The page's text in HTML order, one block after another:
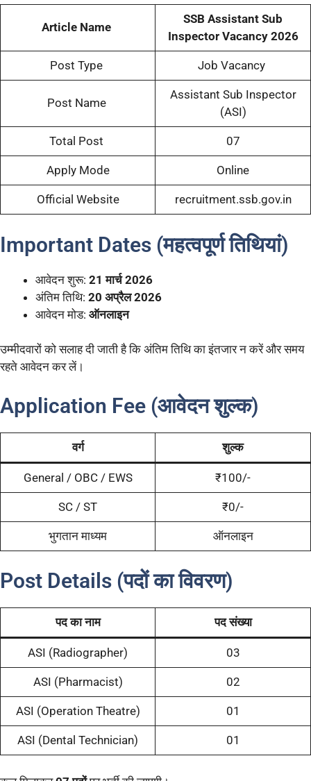
Article Name
SSB Assistant Sub
Inspector Vacancy 2026
Post Type Job Vacancy
Post Name
Assistant Sub Inspector
(ASI)
Total Post 07
Apply Mode Online
Official Website recruitment.ssb.gov.in
Important Dates (महत्वपूर्ण तिथियां)
आवेदन शुरू: 21 मार्च 2026
अंतिम तिथि: 20 अप्रैल 2026
आवेदन मोड: ऑनलाइन
उम्मीदवारों को सलाह दी जाती है कि अंतिम तिथि का इंतजार न करें और समय
रहते आवेदन कर लें।
Application Fee (आवेदन शुल्क)
वर्ग शुल्क
General / OBC / EWS ₹100/-
SC / ST ₹0/-
भुगतान माध्यम ऑनलाइन
Post Details (पदों का विवरण)
पद का नाम पद संख्या
ASI (Radiographer) 03
ASI (Pharmacist) 02
ASI (Operation Theatre) 01
ASI (Dental Technician) 01